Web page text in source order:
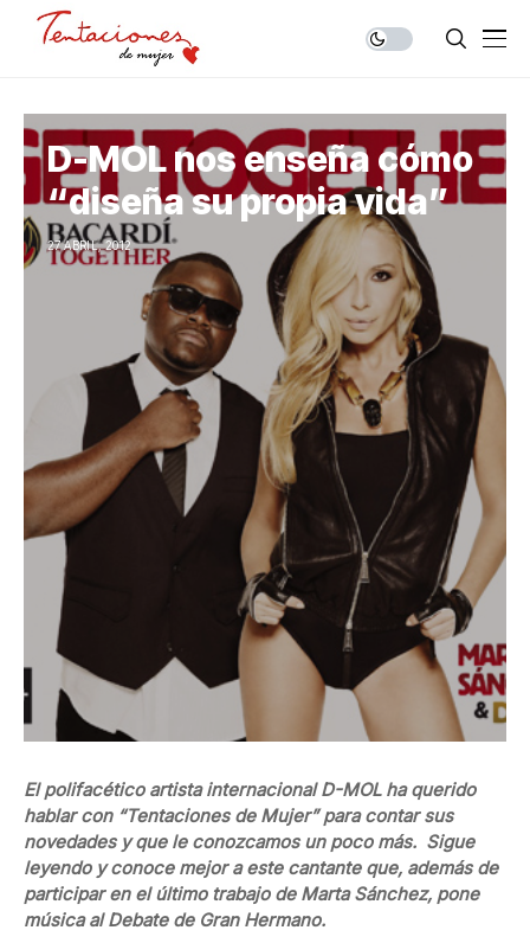
D-MOL nos enseña cómo
“diseña su propia vida”
27 ABRIL, 2012
El polifacético artista internacional D-MOL ha querido
hablar con “Tentaciones de Mujer” para contar sus
novedades y que le conozcamos un poco más. Sigue
leyendo y conoce mejor a este cantante que, además de
participar en el último trabajo de Marta Sánchez, pone
música al Debate de Gran Hermano.